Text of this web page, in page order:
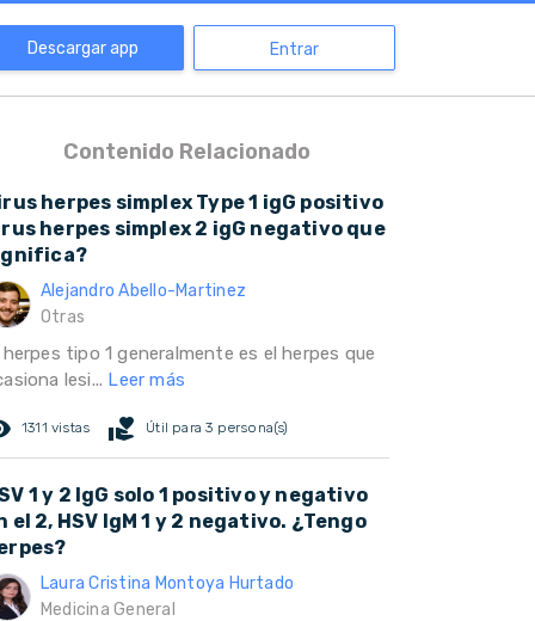
Descargar app Entrar
Contenido Relacionado
herpes simplex Type 1 igG positivo
herpes simplex 2 igG negativo que
Alejandro Abello-Martinez
Otras
herpes tipo 1 generalmente es el herpes que
lesi... Leer más
1311 vistas volunteer_activism Útil para 3 persona(s)
1 y 2 IgG solo 1 positivo y negativo
el 2, HSV IgM 1 y 2 negativo. ¿Tengo
Laura Cristina Montoya Hurtado
Medicina General